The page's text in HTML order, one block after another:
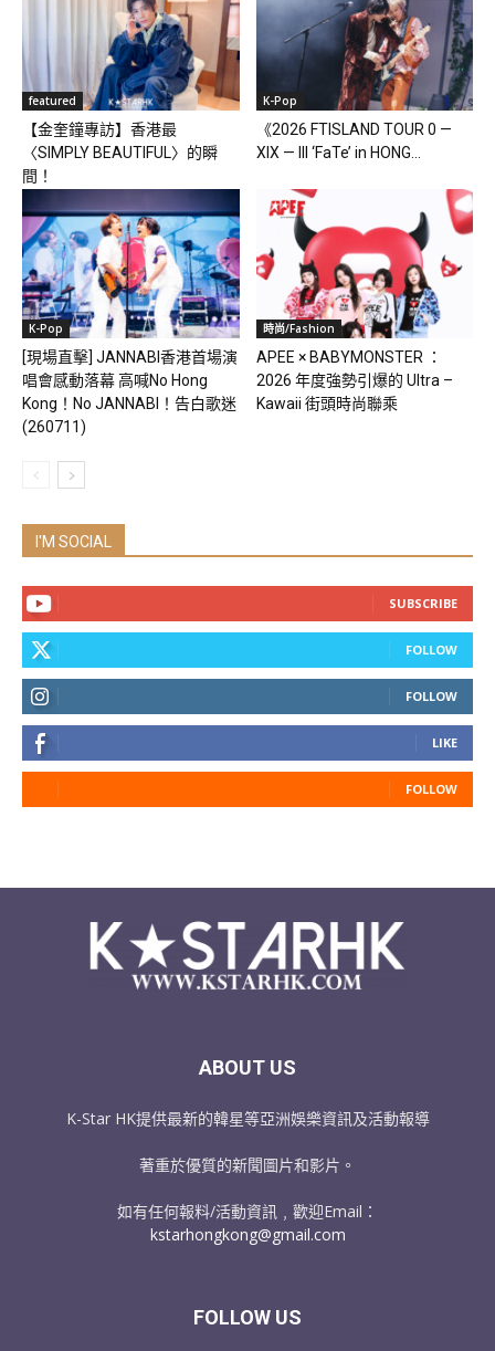
featured
【金奎鐘專訪】香港最
〈SIMPLY BEAUTIFUL〉的瞬
間！
K-Pop
《2026 FTISLAND TOUR 0 —
XIX — III ‘FaTe’ in HONG...
K-Pop
[現場直擊] JANNABI香港首場演
唱會感動落幕 高喊No Hong
Kong！No JANNABI！告白歌迷
(260711)
時尚/Fashion
APEE × BABYMONSTER ：
2026 年度強勢引爆的 Ultra –
Kawaii 街頭時尚聯乘
I'M SOCIAL
SUBSCRIBE
FOLLOW
FOLLOW
LIKE
FOLLOW
ABOUT US
K-Star HK提供最新的韓星等亞洲娛樂資訊及活動報導
著重於優質的新聞圖片和影片。
如有任何報料/活動資訊﹐歡迎Email：
kstarhongkong@gmail.com
FOLLOW US